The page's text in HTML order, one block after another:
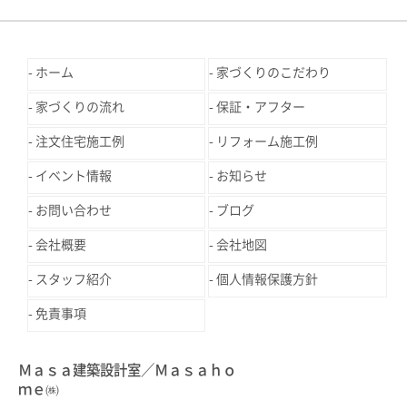
ホーム 家づくりのこだわり
家づくりの流れ 保証・アフター
注文住宅施工例 リフォーム施工例
イベント情報 お知らせ
お問い合わせ ブログ
会社概要 会社地図
スタッフ紹介 個人情報保護方針
免責事項
Ｍａｓａ建築設計室／Ｍａｓａｈｏ
ｍｅ㈱